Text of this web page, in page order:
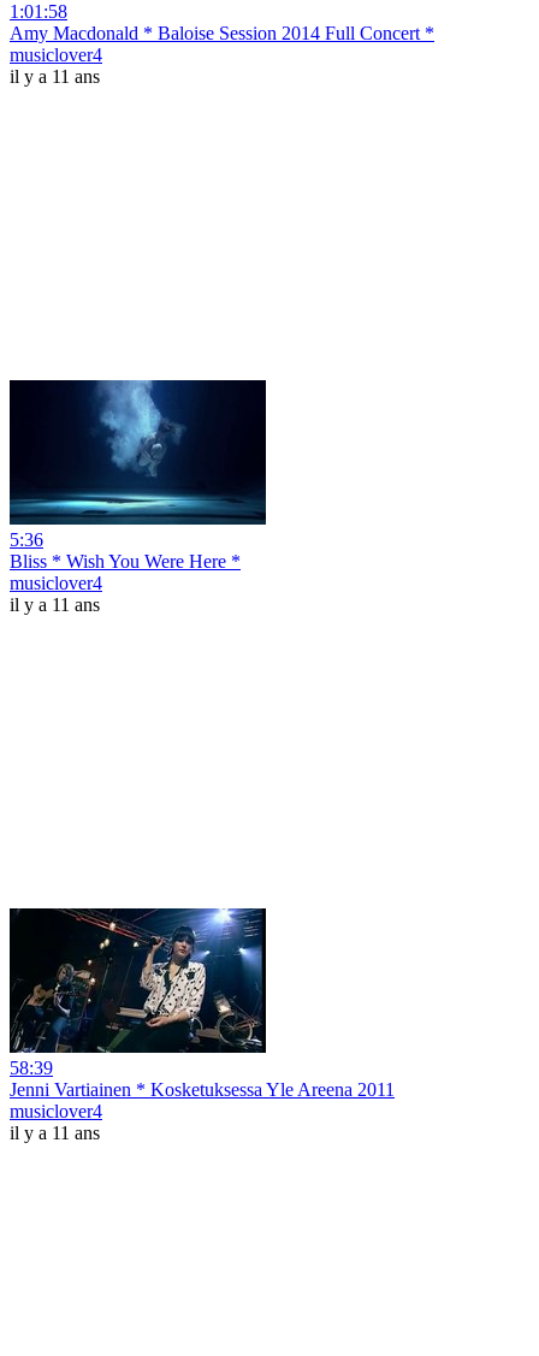
1:01:58
Amy Macdonald * Baloise Session 2014 Full Concert *
musiclover4
il y a 11 ans
5:36
Bliss * Wish You Were Here *
musiclover4
il y a 11 ans
58:39
Jenni Vartiainen * Kosketuksessa Yle Areena 2011
musiclover4
il y a 11 ans